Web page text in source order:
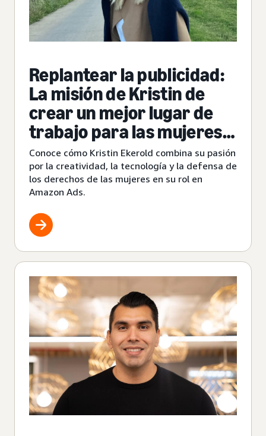
Replantear la publicidad:
La misión de Kristin de
crear un mejor lugar de
trabajo para las mujeres
en los negocios
Conoce cómo Kristin Ekerold combina su pasión
por la creatividad, la tecnología y la defensa de
los derechos de las mujeres en su rol en
Amazon Ads.